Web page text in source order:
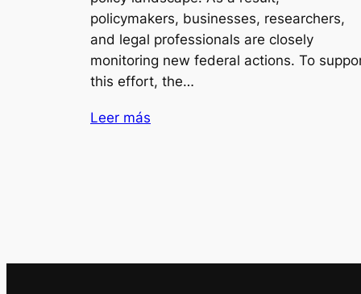
policymakers, businesses, researchers,
and legal professionals are closely
monitoring new federal actions. To
this effort, the…
Leer más